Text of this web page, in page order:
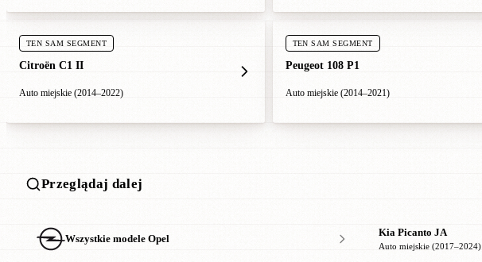
TEN SAM SEGMENT
Citroën C1 II
Auto miejskie (2014–2022)
TEN SAM SEGMENT
Peugeot 108 P1
Auto miejskie (2014–2021)
Przeglądaj dalej
Wszystkie modele Opel
Kia Picanto JA
Auto miejskie (2017–2024)